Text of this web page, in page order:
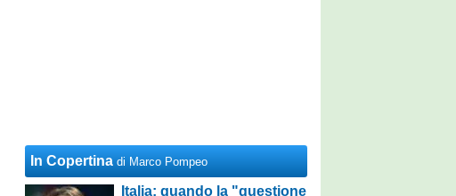
In Copertina di Marco Pompeo
Italia: quando la "questione